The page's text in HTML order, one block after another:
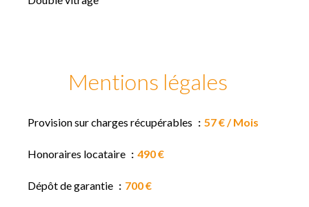
Mentions légales
Provision sur charges récupérables 57 € / Mois
Honoraires locataire 490 €
Dépôt de garantie 700 €